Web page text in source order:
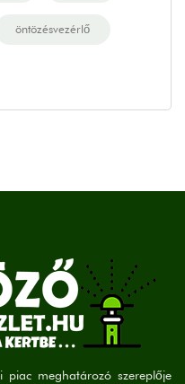
öntözésvezérlő
piac meghatározó szereplője